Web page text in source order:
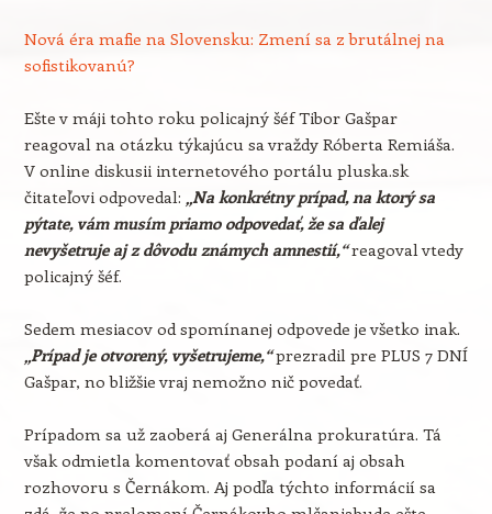
Nová éra mafie na Slovensku: Zmení sa z brutálnej na
sofistikovanú?
Ešte v máji tohto roku policajný šéf Tibor Gašpar
reagoval na otázku týkajúcu sa vraždy Róberta Remiáša.
V online diskusii internetového portálu pluska.sk
čitateľovi odpovedal: „Na konkrétny prípad, na ktorý sa
pýtate, vám musím priamo odpovedať, že sa ďalej
nevyšetruje aj z dôvodu známych amnestií,“reagoval vtedy
policajný šéf.
Sedem mesiacov od spomínanej odpovede je všetko inak.
„Prípad je otvorený, vyšetrujeme,“prezradil pre PLUS 7 DNÍ
Gašpar, no bližšie vraj nemožno nič povedať.
Prípadom sa už zaoberá aj Generálna prokuratúra. Tá
však odmietla komentovať obsah podaní aj obsah
rozhovoru s Černákom. Aj podľa týchto informácií sa